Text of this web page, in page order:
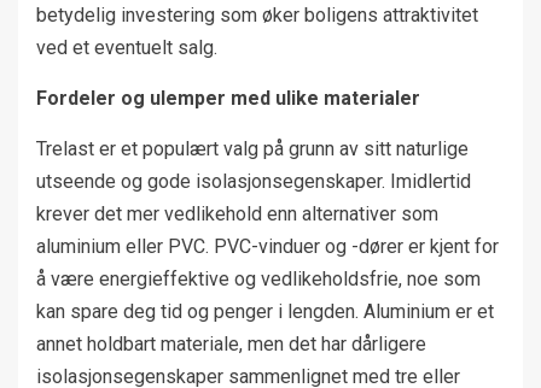
betydelig investering som øker boligens attraktivitet
ved et eventuelt salg.
Fordeler og ulemper med ulike materialer
Trelast er et populært valg på grunn av sitt naturlige
utseende og gode isolasjonsegenskaper. Imidlertid
krever det mer vedlikehold enn alternativer som
aluminium eller PVC. PVC-vinduer og -dører er kjent for
å være energieffektive og vedlikeholdsfrie, noe som
kan spare deg tid og penger i lengden. Aluminium er et
annet holdbart materiale, men det har dårligere
isolasjonsegenskaper sammenlignet med tre eller